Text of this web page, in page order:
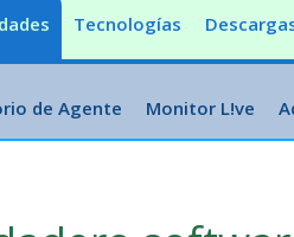
Tecnologías
de Agente Monitor L!ve